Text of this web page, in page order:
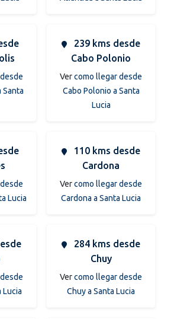
Santa
239 kms desde
Cabo Polonio
Vercomo llegar desde
Cabo Polonio a Santa
Lucia
Lucia
110 kms desde
Cardona
Vercomo llegar desde
Cardona a Santa Lucia
Lucia
284 kms desde
Chuy
Vercomo llegar desde
Chuy a Santa Lucia